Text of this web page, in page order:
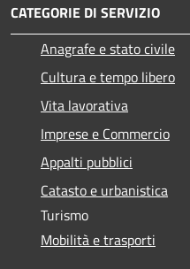
CATEGORIE DI SERVIZIO
Anagrafe e stato civile
Cultura e tempo libero
Vita lavorativa
Imprese e Commercio
Appalti pubblici
Catasto e urbanistica
Turismo
Mobilità e trasporti